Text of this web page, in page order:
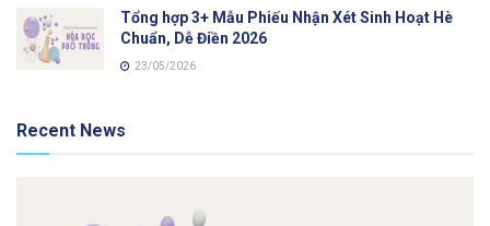
Tổng hợp 3+ Mẫu Phiếu Nhận Xét Sinh Hoạt Hè
Chuẩn, Dễ Điền 2026
23/05/2026
Recent News